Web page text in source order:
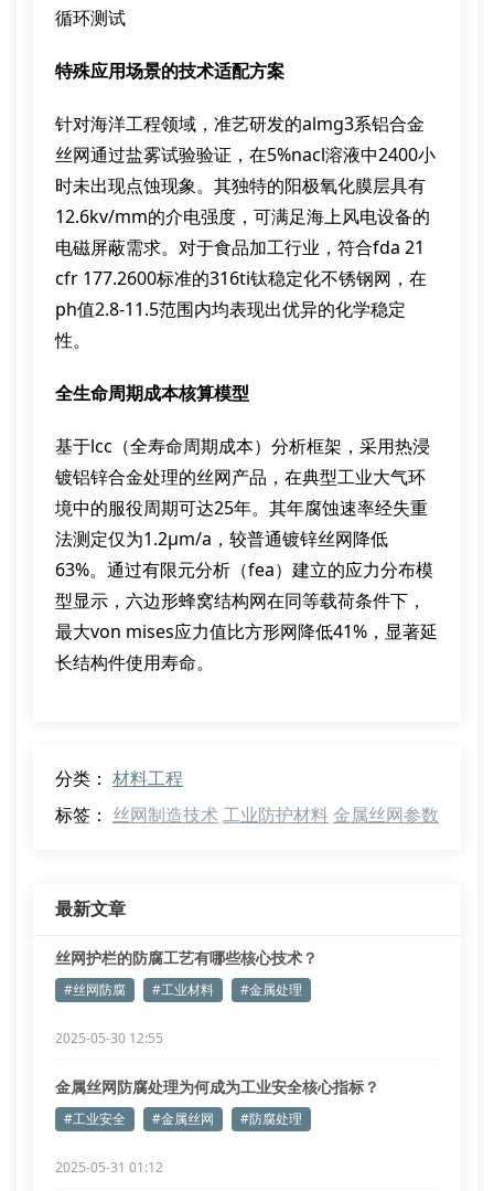
循环测试
特殊应用场景的技术适配方案
针对海洋工程领域，准艺研发的almg3系铝合金
丝网通过盐雾试验验证，在5%nacl溶液中2400小
时未出现点蚀现象。其独特的阳极氧化膜层具有
12.6kv/mm的介电强度，可满足海上风电设备的
电磁屏蔽需求。对于食品加工行业，符合fda 21
cfr 177.2600标准的316ti钛稳定化不锈钢网，在
ph值2.8-11.5范围内均表现出优异的化学稳定
性。
全生命周期成本核算模型
基于lcc（全寿命周期成本）分析框架，采用热浸
镀铝锌合金处理的丝网产品，在典型工业大气环
境中的服役周期可达25年。其年腐蚀速率经失重
法测定仅为1.2μm/a，较普通镀锌丝网降低
63%。通过有限元分析（fea）建立的应力分布模
型显示，六边形蜂窝结构网在同等载荷条件下，
最大von mises应力值比方形网降低41%，显著延
长结构件使用寿命。
分类： 材料工程
标签： 丝网制造技术工业防护材料 金属丝网参数
最新文章
丝网护栏的防腐工艺有哪些核心技术？
#丝网防腐 #工业材料 #金属处理
2025-05-30 12:55
金属丝网防腐处理为何成为工业安全核心指标？
#工业安全 #金属丝网 #防腐处理
2025-05-31 01:12